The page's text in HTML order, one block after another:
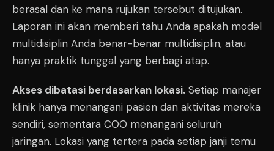
berasal dan ke mana rujukan tersebut ditujukan.
Laporan ini akan memberi tahu Anda apakah model
multidisiplin Anda benar-benar multidisiplin, atau
hanya praktik tunggal yang berbagi atap.
Akses dibatasi berdasarkan lokasi. Setiap manajer
klinik hanya menangani pasien dan aktivitas mereka
sendiri, sementara COO menangani seluruh
jaringan. Lokasi yang tertera pada setiap janji temu